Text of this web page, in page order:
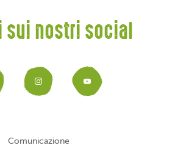
sui nostri social
Instagram
Comunicazione